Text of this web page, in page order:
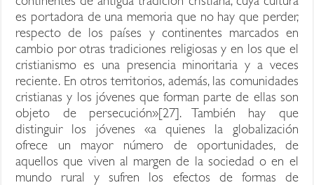
es portadora de una memoria que no hay que perder,
respecto de los países y continentes marcados en
cambio por otras tradiciones religiosas y en los que el
cristianismo es una presencia minoritaria y a veces
reciente. En otros territorios, además, las comunidades
cristianas y los jóvenes que forman parte de ellas son
objeto de persecución»[27]. También hay que
distinguir los jóvenes «a quienes la globalización
ofrece un mayor número de oportunidades, de
aquellos que viven al margen de la sociedad o en el
mundo rural y sufren los efectos de formas de